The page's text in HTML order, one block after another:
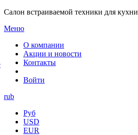
Салон встраиваемой техники для кухни
Меню
О компании
Акции и новости
Контакты
Войти
rub
Руб
USD
EUR